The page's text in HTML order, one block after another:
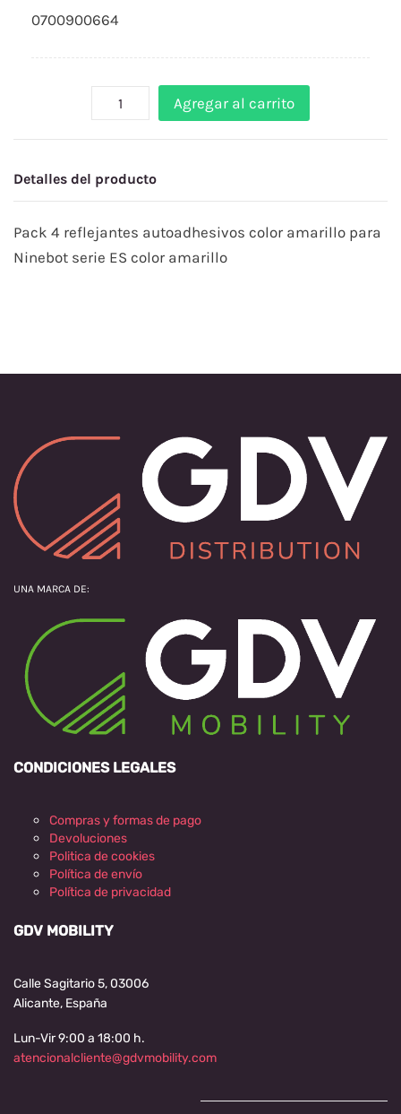
0700900664
Agregar al carrito
Detalles del producto
Pack 4 reflejantes autoadhesivos color amarillo para
Ninebot serie ES color amarillo
UNA MARCA DE:
CONDICIONES LEGALES
Compras y formas de pago
Devoluciones
Politica de cookies
Política de envío
Política de privacidad
GDV MOBILITY
Calle Sagitario 5, 03006
Alicante, España
Lun-Vir 9:00 a 18:00 h.
atencionalcliente@gdvmobility.com